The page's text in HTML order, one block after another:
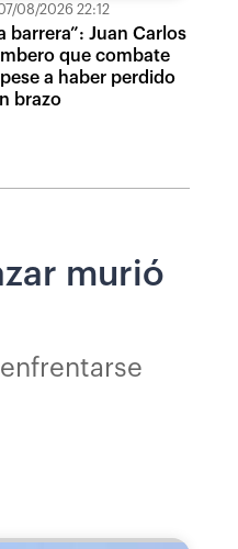
08/2026 22:12
barrera”: Juan Carlos
que combate
a haber perdido
brazo
murió